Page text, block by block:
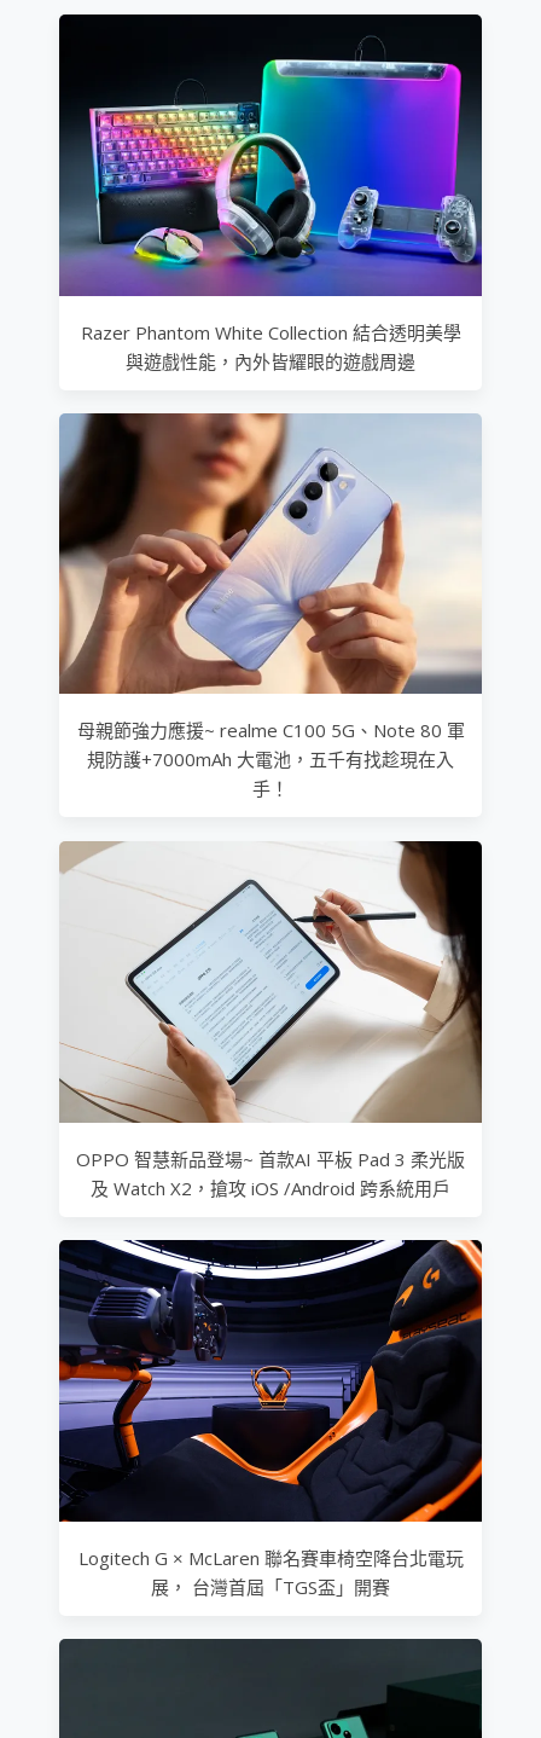
Razer Phantom White Collection 結合透明美學
與遊戲性能，內外皆耀眼的遊戲周邊
母親節強力應援~ realme C100 5G、Note 80 軍
規防護+7000mAh 大電池，五千有找趁現在入
手！
OPPO 智慧新品登場~ 首款AI 平板 Pad 3 柔光版
及 Watch X2，搶攻 iOS /Android 跨系統用戶
Logitech G × McLaren 聯名賽車椅空降台北電玩
展， 台灣首屆「TGS盃」開賽